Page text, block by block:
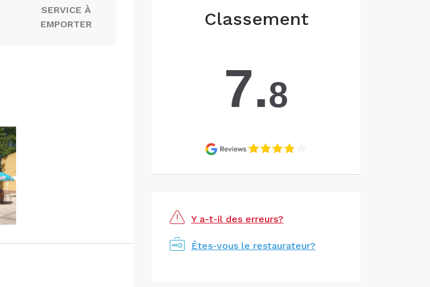
SERVICE À
EMPORTER
Classement
7.8
Y a-t-il des erreurs?
Êtes-vous le restaurateur?